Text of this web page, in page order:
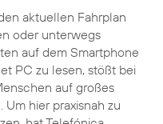
aktuellen Fahrplan
oder unterwegs
auf dem Smartphone
PC zu lesen, stößt bei
auf großes
Um hier praxisnah zu